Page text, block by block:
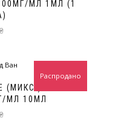
МЛ 1МЛ (1
₴
(МИКС ) GOLDEN
МЛ 10МЛ
₴
Распродано